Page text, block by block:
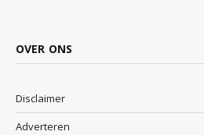
OVER ONS
Disclaimer
Adverteren